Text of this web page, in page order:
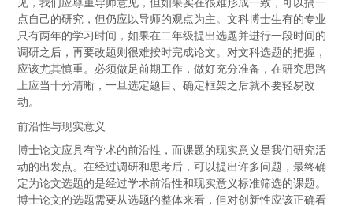
点自己的研究，但仍应以导师的观点为主。文科博士生有的专业
只有两年的学习时间，如果在二年级提出选题并进行一段时间的
调研之后，再要改题则很难按时完成论文。对文科选题的把握，
应该尤其慎重。必须做足前期工作，做好充分准备，在研究思路
上应当十分清晰，一旦选定题目、确定框架之后就不要轻易改
动。
前沿性与现实意义
博士论文应具有学术的前沿性，而课题的现实意义是我们研究活
动的出发点。在经过调研和思考后，可以提出许多问题，最终确
定为论文选题的是经过学术前沿性和现实意义标准筛选的课题。
博士论文的选题需要从选题的整体来看，但对创新性应该正确看